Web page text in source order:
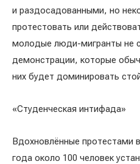
и раздосадованными, но
протестовать или
молодые люди-мигранты не
демонстрации, которые
них будет доминировать
«Студенческая интифада»
Вдохновлённые протестами
года около 100 человек